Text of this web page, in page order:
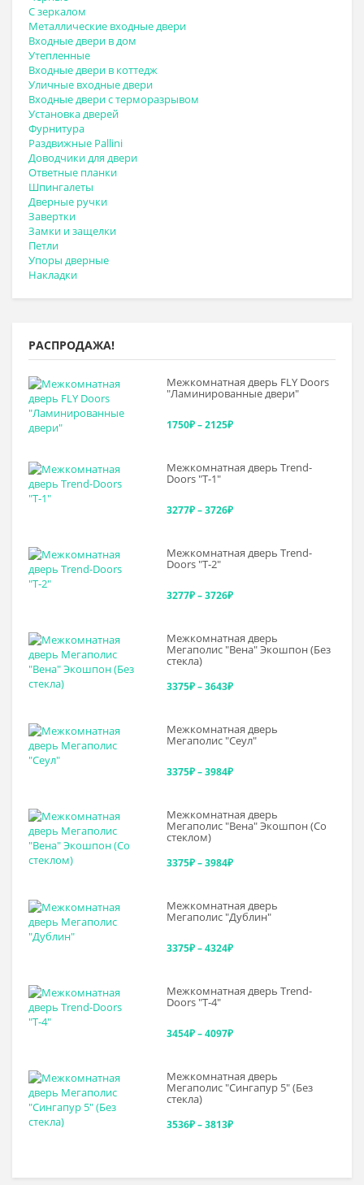
С зеркалом
Металлические входные двери
Входные двери в дом
Утепленные
Входные двери в коттедж
Уличные входные двери
Входные двери с терморазрывом
Установка дверей
Фурнитура
Раздвижные Pallini
Доводчики для двери
Ответные планки
Шпингалеты
Дверные ручки
Завертки
Замки и защелки
Петли
Упоры дверные
Накладки
РАСПРОДАЖА!
Межкомнатная дверь FLY Doors
"Ламинированные двери"
1750₽–2125₽Диапазон
1750₽
Межкомнатная дверь Trend-
Doоrs "Т-1"
3277₽–3726₽Диапазон
3277₽
Межкомнатная дверь Trend-
Doоrs "Т-2"
3277₽–3726₽Диапазон
3277₽
Межкомнатная дверь
Мегаполис "Вена" Экошпон (Без
стекла)
3375₽–3643₽Диапазон
3375₽
Межкомнатная дверь
Мегаполис "Сеул"
3375₽–3984₽Диапазон
3375₽
Межкомнатная дверь
Мегаполис "Вена" Экошпон (Со
стеклом)
3375₽–3984₽Диапазон
3375₽
Межкомнатная дверь
Мегаполис "Дублин"
3375₽–4324₽Диапазон
3375₽
Межкомнатная дверь Trend-
Doоrs "Т-4"
3454₽–4097₽Диапазон
3454₽
Межкомнатная дверь
Мегаполис "Сингапур 5" (Без
стекла)
3536₽–3813₽Диапазон